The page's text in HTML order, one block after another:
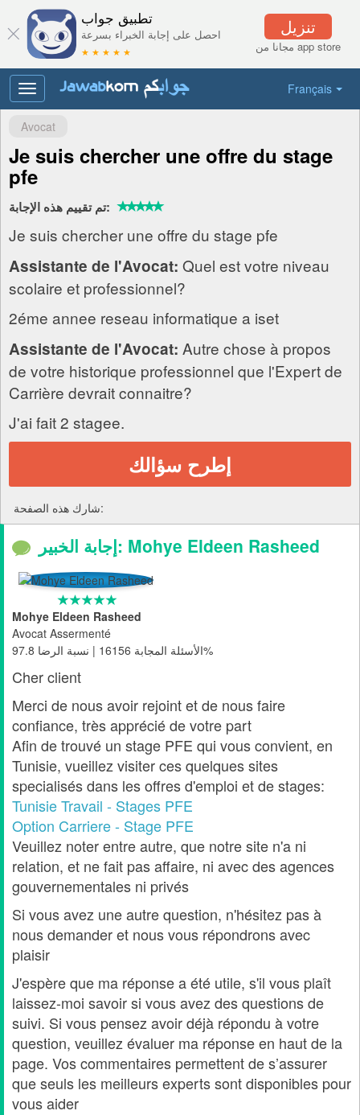
تنزيل
مجانا من app store
تطبيق جواب
احصل على إجابة الخبراء بسرعة
★ ★ ★ ★ ★
Français
Toggle
navigation
Avocat
Je suis chercher une offre du stage
pfe
تم تقييم هذه الإجابة:
Je suis chercher une offre du stage pfe
Assistante de l'Avocat: Quel est votre niveau
scolaire et professionnel?
2éme annee reseau informatique a iset
Assistante de l'Avocat: Autre chose à propos
de votre historique professionnel que l'Expert de
Carrière devrait connaitre?
J'ai fait 2 stagee.
إطرح سؤالك
شارك هذه الصفحة:
إجابة الخبير: Mohye Eldeen Rasheed
Mohye Eldeen Rasheed
Avocat Assermenté
الأسئلة المجابة 16156 | نسبة الرضا 97.8%
Cher client
Merci de nous avoir rejoint et de nous faire
confiance, très apprécié de votre part
Afin de trouvé un stage PFE qui vous convient, en
Tunisie, vueillez visiter ces quelques sites
specialisés dans les offres d'emploi et de stages:
Tunisie Travail - Stages PFE
Option Carriere - Stage PFE
Veuillez noter entre autre, que notre site n'a ni
relation, et ne fait pas affaire, ni avec des agences
gouvernementales ni privés
Si vous avez une autre question, n'hésitez pas à
nous demander et nous vous répondrons avec
plaisir
J'espère que ma réponse a été utile, s'il vous plaît
laissez-moi savoir si vous avez des questions de
suivi. Si vous pensez avoir déjà répondu à votre
question, veuillez évaluer ma réponse en haut de la
page. Vos commentaires permettent de s’assurer
que seuls les meilleurs experts sont disponibles pour
vous aider